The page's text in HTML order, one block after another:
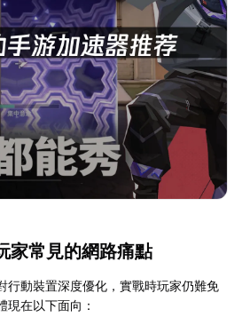
家常見的網路痛點
行動裝置深度優化，實戰時玩家仍難免
現在以下面向：